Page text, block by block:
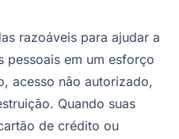
razoáveis para ajudar a
pessoais em um esforço
acesso não autorizado,
Quando suas
de crédito ou